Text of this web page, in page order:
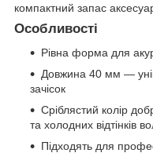
компактний запас
Особливості
Рівна форма для
Довжина 40 мм —
зачісок
Сріблястий колір
та холодних відтінків
Підходять для